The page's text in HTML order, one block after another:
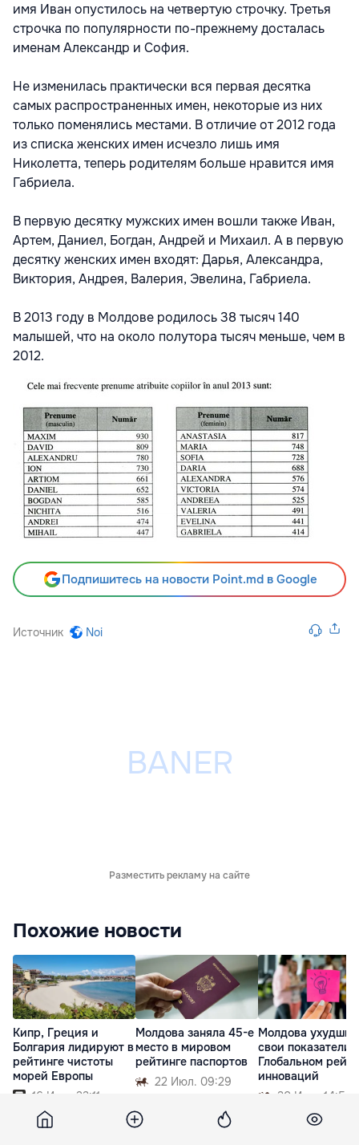
имя Иван опустилось на четвертую строчку. Третья
строчка по популярности по-прежнему досталась
именам Александр и София.
Не изменилась практически вся первая десятка
самых распространенных имен, некоторые из них
только поменялись местами. В отличие от 2012 года
из списка женских имен исчезло лишь имя
Николетта, теперь родителям больше нравится имя
Габриела.
В первую десятку мужских имен вошли также Иван,
Артем, Даниел, Богдан, Андрей и Михаил. А в первую
десятку женских имен входят: Дарья, Александра,
Виктория, Андрея, Валерия, Эвелина, Габриела.
В 2013 году в Молдове родилось 38 тысяч 140
малышей, что на около полутора тысяч меньше, чем в
2012.
Подпишитесь на новости Point.md в Google
Источник Noi
Разместить рекламу на сайте
Похожие новости
Кипр, Греция и
Болгария лидируют в
рейтинге чистоты
морей Европы
16 Июл. 23:11
Молдова заняла 45-е
место в мировом
рейтинге паспортов
22 Июл. 09:29
Молдова
свои показатели
Глобальном
инноваций
30 Июл. 14:55